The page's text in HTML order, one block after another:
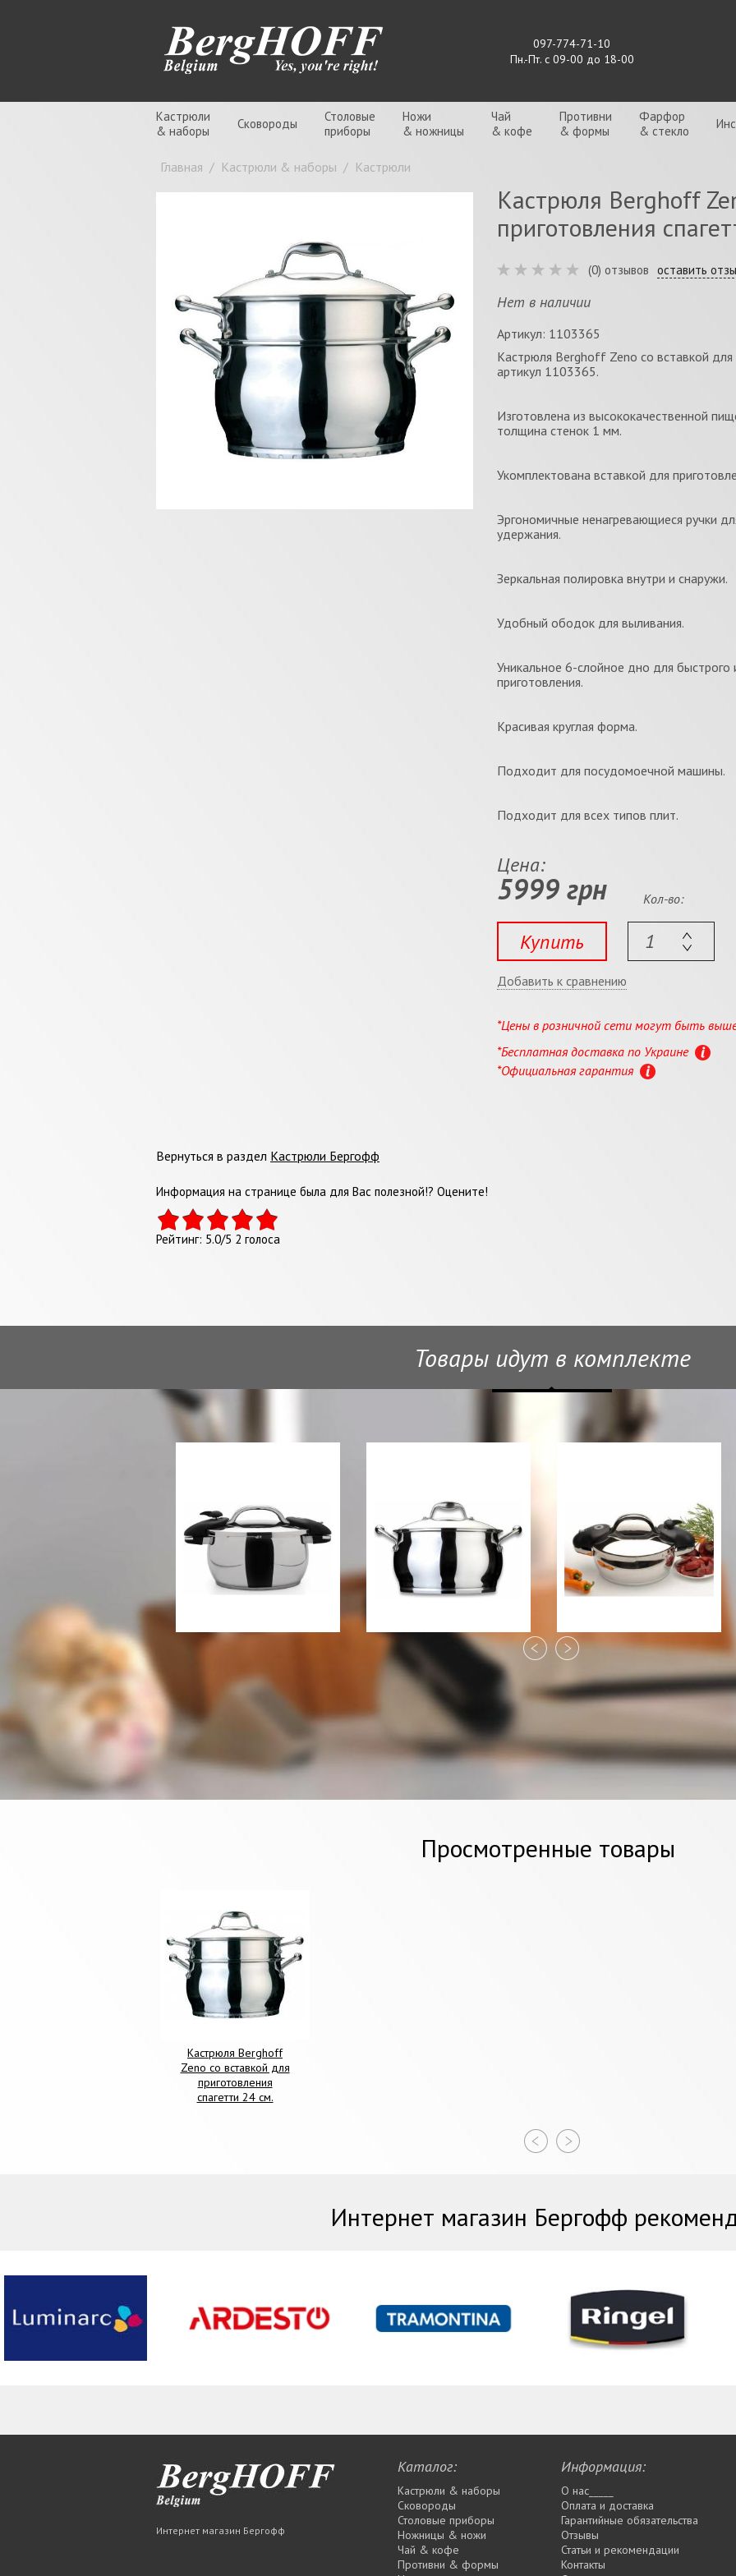
097-774-71-10
Пн.-Пт. с 09-00 до 18-00
Кастрюли
& наборы
Сковороды
Столовые
приборы
Ножи
& ножницы
Чай
& кофе
Противни
& формы
Фарфор
& стекло
Главная / Кастрюли & наборы / Кастрюли
Кастрюля Berghoff
приготовления
(0) отзывов оставить
Нет в наличии
Артикул: 1103365
Кастрюля Berghoff Zeno со вставкой для
артикул 1103365.
Изготовлена из высококачественной
толщина стенок 1 мм.
Укомплектована вставкой для
Эргономичные ненагревающиеся ручки
удержания.
Зеркальная полировка внутри и снаружи.
Удобный ободок для выливания.
Уникальное 6-слойное дно для быстрого
приготовления.
Красивая круглая форма.
Подходит для посудомоечной машины.
Подходит для всех типов плит.
Цена:
5999 грн
Купить
Кол-во:
Добавить к сравнению
*Цены в розничной сети могут быть
*Бесплатная доставка по Украине
*Официальная гарантия
Вернуться в раздел Кастрюли Бергофф
Информация на странице была для Вас полезной!? Оцените!
Рейтинг: 5.0/5 2 голоса
Товары идут в комплекте
Скороварка Berghoff
Zeno 24 см., 6 л.
4206 грн
Кастрюля Berghoff Zeno
26 см., 10 л.
3977 грн
Скороварка Berghoff
Zeno 24 см., 4 л.
3500 грн
Просмотренные товары
Кастрюля Berghoff
Zeno со вставкой для
приготовления
спагетти 24 см.
Интернет магазин Бергофф
Интернет магазин Бергофф
Каталог:
Кастрюли & наборы
Сковороды
Столовые приборы
Ножницы & ножи
Чай & кофе
Противни & формы
Информация:
О нас_____
Оплата и доставка
Гарантийные обязательства
Отзывы
Статьи и рекомендации
Контакты